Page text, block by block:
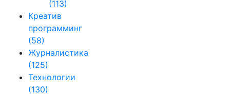
(113)
Креатив
программинг
(58)
Журналистика
(125)
Технологии
(130)